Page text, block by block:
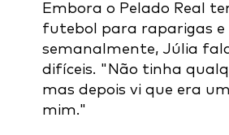
Embora o Pelado Real
futebol para raparigas e
semanalmente, Júlia
difíceis. "Não tinha
mas depois vi que era
mim."